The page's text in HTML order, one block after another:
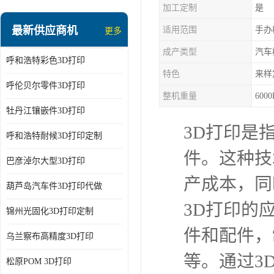
最新供应商机 更多
呼和浩特彩色3D打印
呼伦贝尔零件3D打印
牡丹江镶嵌件3D打印
呼和浩特耐候3D打印定制
巴彦淖尔大型3D打印
葫芦岛汽车件3D打印代做
锦州光固化3D打印定制
乌兰察布高精度3D打印
松原POM 3D打印
加工定制 是
适用范围 手办
成产类型 汽车
特色 来样
整机重量
3D打印是
件。这种
产成本，
3D打印的
件和配件
等。通过